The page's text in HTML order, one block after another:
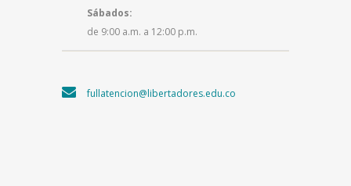
Sábados:
de 9:00 a.m. a 12:00 p.m.
fullatencion@libertadores.edu.co